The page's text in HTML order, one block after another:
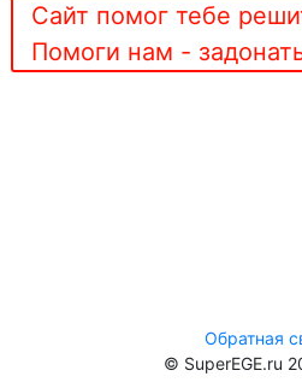
Сайт помог тебе
Помоги нам -
Обратная
© SuperEGE.ru